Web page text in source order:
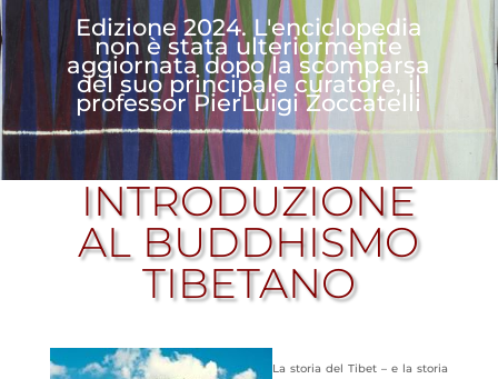
Edizione 2024. L'enciclopedia
non è stata ulteriormente
aggiornata dopo la scomparsa
del suo principale curatore, il
professor PierLuigi Zoccatelli
INTRODUZIONE
AL BUDDHISMO
TIBETANO
La storia del Tibet – e la storia